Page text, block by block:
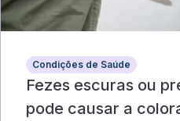
Condições de Saúde
Fezes escuras ou
pode causar a